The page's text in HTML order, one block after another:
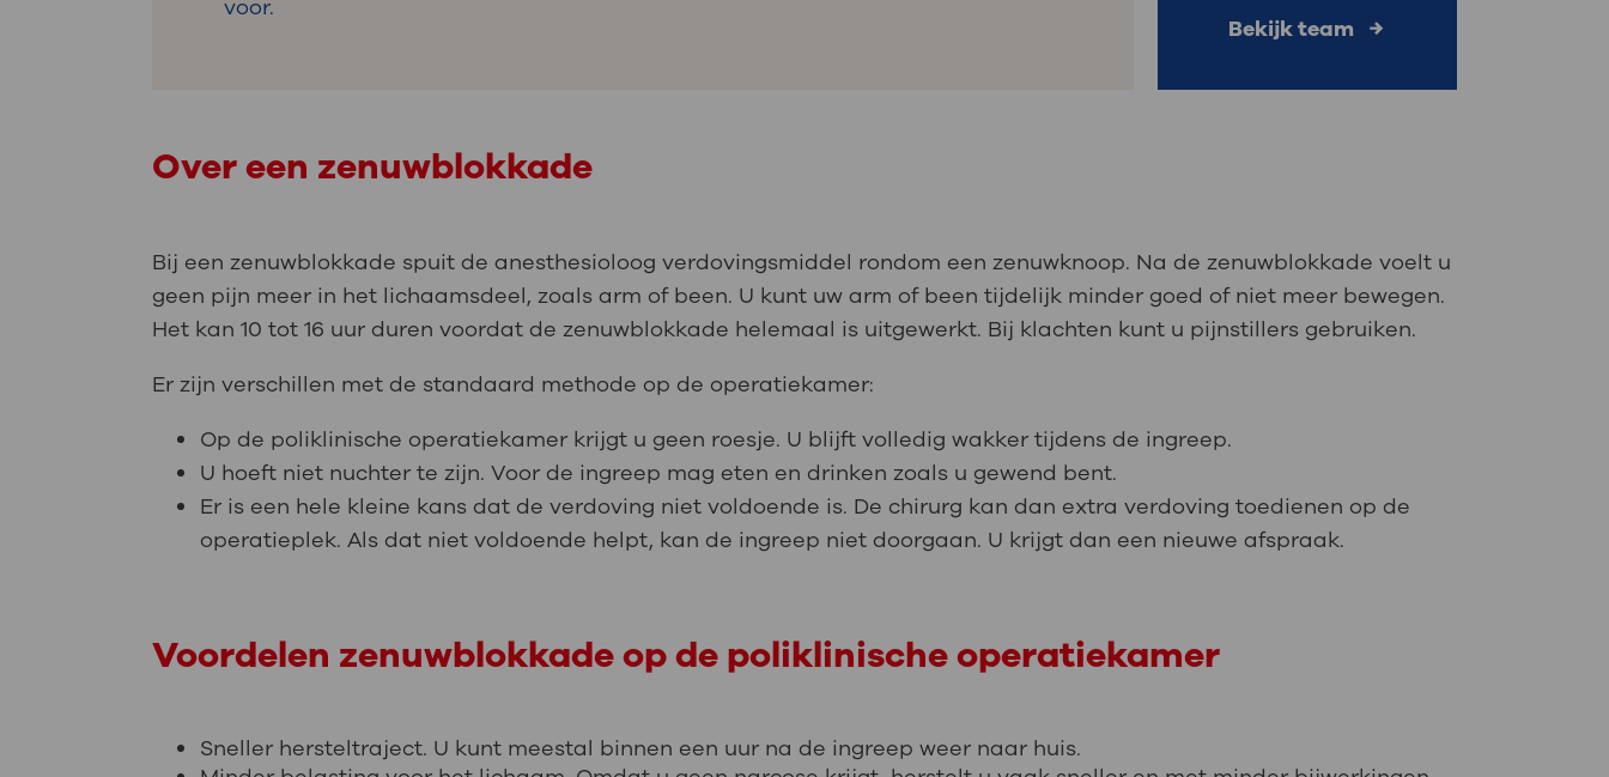
voor.
Bekijk team
Over een zenuwblokkade
Bij een zenuwblokkade spuit de anesthesioloog verdovingsmiddel rondom een zenuwknoop. Na de zenuwblokkade voelt u
geen pijn meer in het lichaamsdeel, zoals arm of been. U kunt uw arm of been tijdelijk minder goed of niet meer bewegen.
Het kan 10 tot 16 uur duren voordat de zenuwblokkade helemaal is uitgewerkt. Bij klachten kunt u pijnstillers gebruiken.
Er zijn verschillen met de standaard methode op de operatiekamer:
Op de poliklinische operatiekamer krijgt u geen roesje. U blijft volledig wakker tijdens de ingreep.
U hoeft niet nuchter te zijn. Voor de ingreep mag eten en drinken zoals u gewend bent.
Er is een hele kleine kans dat de verdoving niet voldoende is. De chirurg kan dan extra verdoving toedienen op de
operatieplek. Als dat niet voldoende helpt, kan de ingreep niet doorgaan. U krijgt dan een nieuwe afspraak.
Voordelen zenuwblokkade op de poliklinische operatiekamer
Sneller hersteltraject. U kunt meestal binnen een uur na de ingreep weer naar huis.